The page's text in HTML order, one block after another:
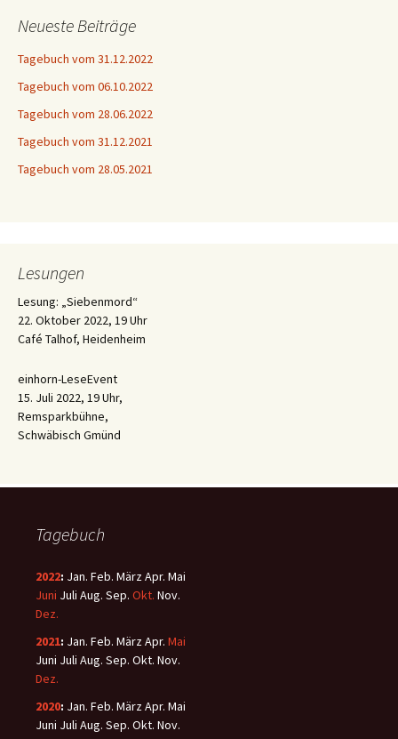
Neueste Beiträge
Tagebuch vom 31.12.2022
Tagebuch vom 06.10.2022
Tagebuch vom 28.06.2022
Tagebuch vom 31.12.2021
Tagebuch vom 28.05.2021
Lesungen
Lesung: „Siebenmord“
22. Oktober 2022, 19 Uhr
Café Talhof, Heidenheim
einhorn-LeseEvent
15. Juli 2022, 19 Uhr,
Remsparkbühne,
Schwäbisch Gmünd
Tagebuch
2022: Jan. Feb. MärzApr. Mai
Juni Juli Aug. Sep. Okt. Nov.
Dez.
2021: Jan. Feb. MärzApr. Mai
Juni Juli Aug. Sep. Okt. Nov.
Dez.
2020: Jan. Feb. MärzApr. Mai
Juni Juli Aug. Sep. Okt. Nov.